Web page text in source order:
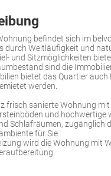
befindet sich im
durch Weitläufigkeit und
und Sitzmöglichkeiten
sind die
bietet das Quartier
werden.
frisch sanierte Wohnung
und hochwertige
Schlafräumen,
für Sie.
wird die Wohnung mit